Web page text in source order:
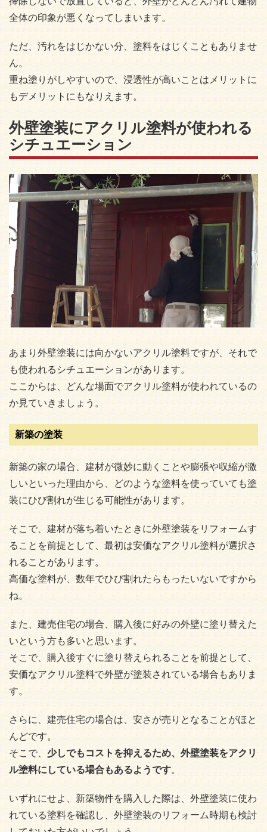
全体の印象が悪くなってしまいます。
ただ、汚れをはじかない分、塗料をはじくこともありませ
ん。
重ね塗りがしやすいので、浸透性が高いことはメリットに
もデメリットにもなりえます。
外壁塗装にアクリル塗料が使われる
シチュエーション
あまり外壁塗装には向かないアクリル塗料ですが、それで
も使われるシチュエーションがあります。
ここからは、どんな場面でアクリル塗料が使われているの
か見ていきましょう。
新築の塗装
新築の家の場合、建材が微妙に動くことや膨張や収縮が激
しいといった理由から、どのような塗料を使っていても塗
装にひび割れが生じる可能性があります。
そこで、建材が落ち着いたときに外壁塗装をリフォームす
ることを前提として、最初は安価なアクリル塗料が選択さ
れることがあります。
高価な塗料が、数年でひび割れたらもったいないですから
ね。
また、建売住宅の場合、購入後に好みの外壁に塗り替えた
いという方も多いと思います。
そこで、購入後すぐに塗り替えられることを前提として、
安価なアクリル塗料で外壁が塗装されている場合もありま
す。
さらに、建売住宅の場合は、安さが売りとなることがほと
んどです。
そこで、 少しでもコストを抑えるため、外壁塗装をアクリ
ル塗料にしている場合もあるようです。
いずれにせよ、新築物件を購入した際は、外壁塗装に使わ
れている塗料を確認し、外壁塗装のリフォーム時期も検討